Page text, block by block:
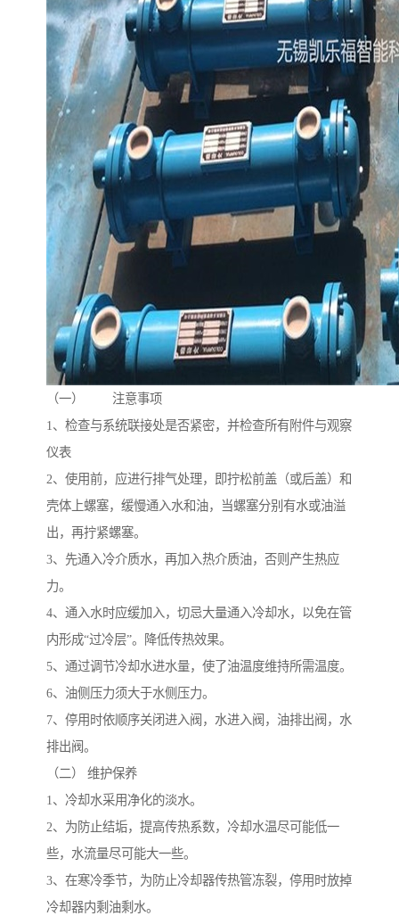
（一） 注意事项
1、检查与系统联接处是否紧密，并检查所有附件与观察
仪表
2、使用前，应进行排气处理，即拧松前盖（或后盖）和
壳体上螺塞，缓慢通入水和油，当螺塞分别有水或油溢
出，再拧紧螺塞。
3、先通入冷介质水，再加入热介质油，否则产生热应
力。
4、通入水时应缓加入，切忌大量通入冷却水，以免在管
内形成“过冷层”。降低传热效果。
5、通过调节冷却水进水量，使了油温度维持所需温度。
6、油侧压力须大于水侧压力。
7、停用时依顺序关闭进入阀，水进入阀，油排出阀，水
排出阀。
（二） 维护保养
1、冷却水采用净化的淡水。
2、为防止结垢，提高传热系数，冷却水温尽可能低一
些，水流量尽可能大一些。
3、在寒冷季节，为防止冷却器传热管冻裂，停用时放掉
冷却器内剩油剩水。